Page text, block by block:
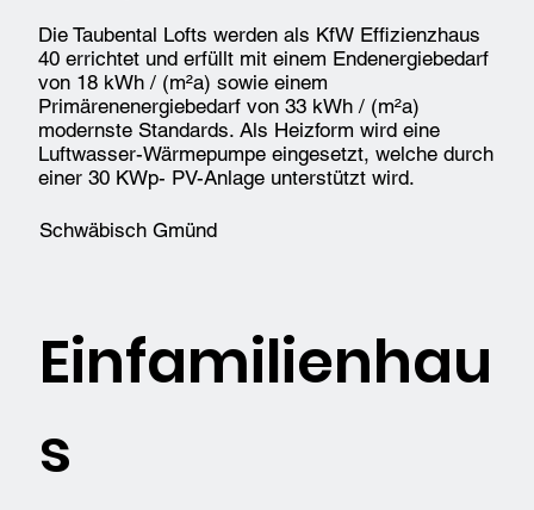
Die Taubental Lofts werden als KfW Effizienzhaus
40 errichtet und erfüllt mit einem Endenergiebedarf
von 18 kWh / (m²a) sowie einem
Primärenenergiebedarf von 33 kWh / (m²a)
modernste Standards. Als Heizform wird eine
Luftwasser-Wärmepumpe eingesetzt, welche durch
einer 30 KWp- PV-Anlage unterstützt wird.
Schwäbisch Gmünd
Einfamilienhau
s